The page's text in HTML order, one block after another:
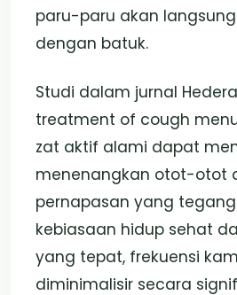
paru-paru akan
dengan batuk.
Studi dalam jurnal
treatment of cough
zat aktif alami dapat
menenangkan otot-otot
pernapasan yang
kebiasaan hidup sehat
yang tepat, frekuensi
diminimalisir secara